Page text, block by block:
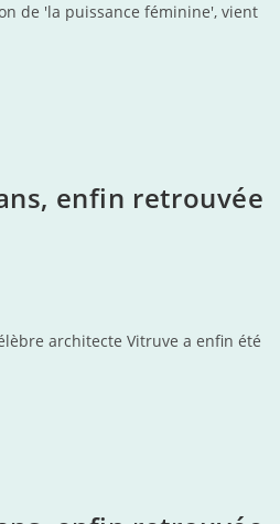
de 'la puissance féminine', vient
enfin retrouvée
architecte Vitruve a enfin été